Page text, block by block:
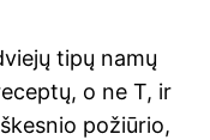
tipų namų
o ne T, ir
požiūrio,